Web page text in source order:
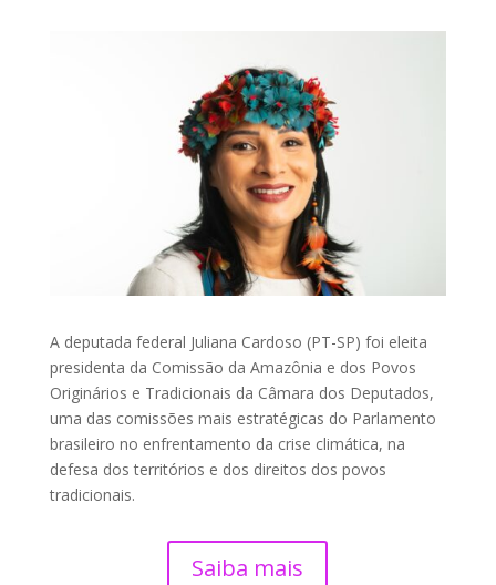
A deputada federal Juliana Cardoso (PT-SP) foi eleita
presidenta da Comissão da Amazônia e dos Povos
Originários e Tradicionais da Câmara dos Deputados,
uma das comissões mais estratégicas do Parlamento
brasileiro no enfrentamento da crise climática, na
defesa dos territórios e dos direitos dos povos
tradicionais.
Saiba mais